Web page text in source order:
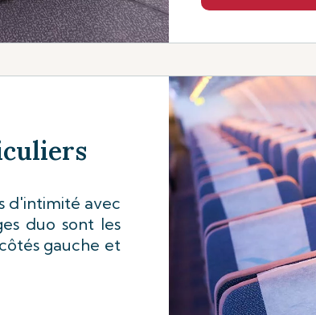
d'intimité avec
duo sont les
gauche et